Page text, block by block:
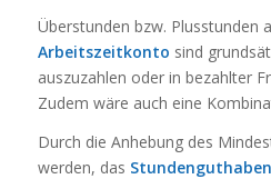
Überstunden bzw. Plusstunden
Arbeitszeitkonto sind
auszuzahlen oder in bezahlter
Zudem wäre auch eine
Durch die Anhebung des
werden, das Stundenguthaben